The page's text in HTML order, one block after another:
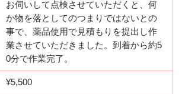
お伺いして点検させていただくと、何
か物を落としてのつまりではないとの
事で、薬品使用で見積もりを提出し作
業させていただきました。到着から約5
0分で作業完了。
¥5,500